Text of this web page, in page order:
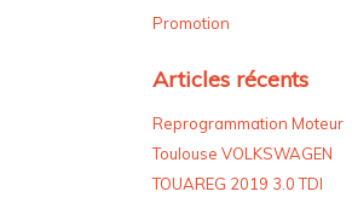
Promotion
Articles récents
Reprogrammation Moteur
Toulouse VOLKSWAGEN
TOUAREG 2019 3.0 TDI